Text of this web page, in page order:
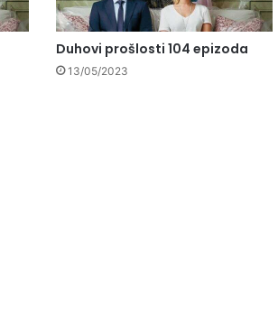
Duhovi prošlosti 104 epizoda
13/05/2023